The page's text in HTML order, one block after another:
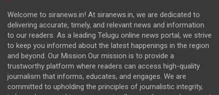
Welcome to siranews.in! At siranews.in, we are dedicated to
delivering accurate, timely, and relevant news and information
to our readers. As a leading Telugu online news portal, we strive
to keep you informed about the latest happenings in the region
and beyond. Our Mission Our mission is to provide a
trustworthy platform where readers can access high-quality
journalism that informs, educates, and engages. We are
committed to upholding the principles of journalistic integrity,